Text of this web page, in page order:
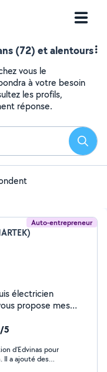
(72) et alentours
vous le
à votre besoin
les profils,
réponse.
Auto-entrepreneur
électricien
propose mes
qualité/prix.
5
d’Edvinas pour